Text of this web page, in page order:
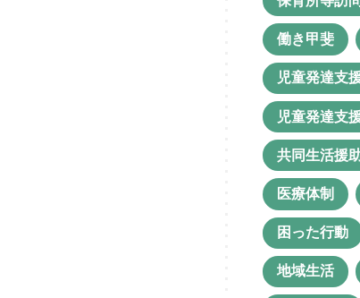
保
働き甲斐
児童発達支
児童発達支
共同生活援
医療体制
困った行動
地域生活